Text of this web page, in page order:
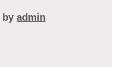
by admin